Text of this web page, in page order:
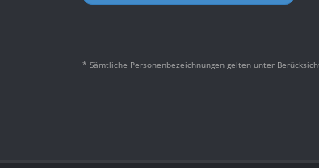
* Sämtliche Personenbezeichnungen gelten unter